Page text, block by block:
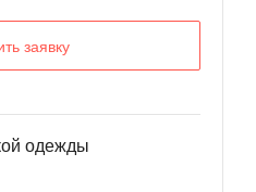
заявку
одежды